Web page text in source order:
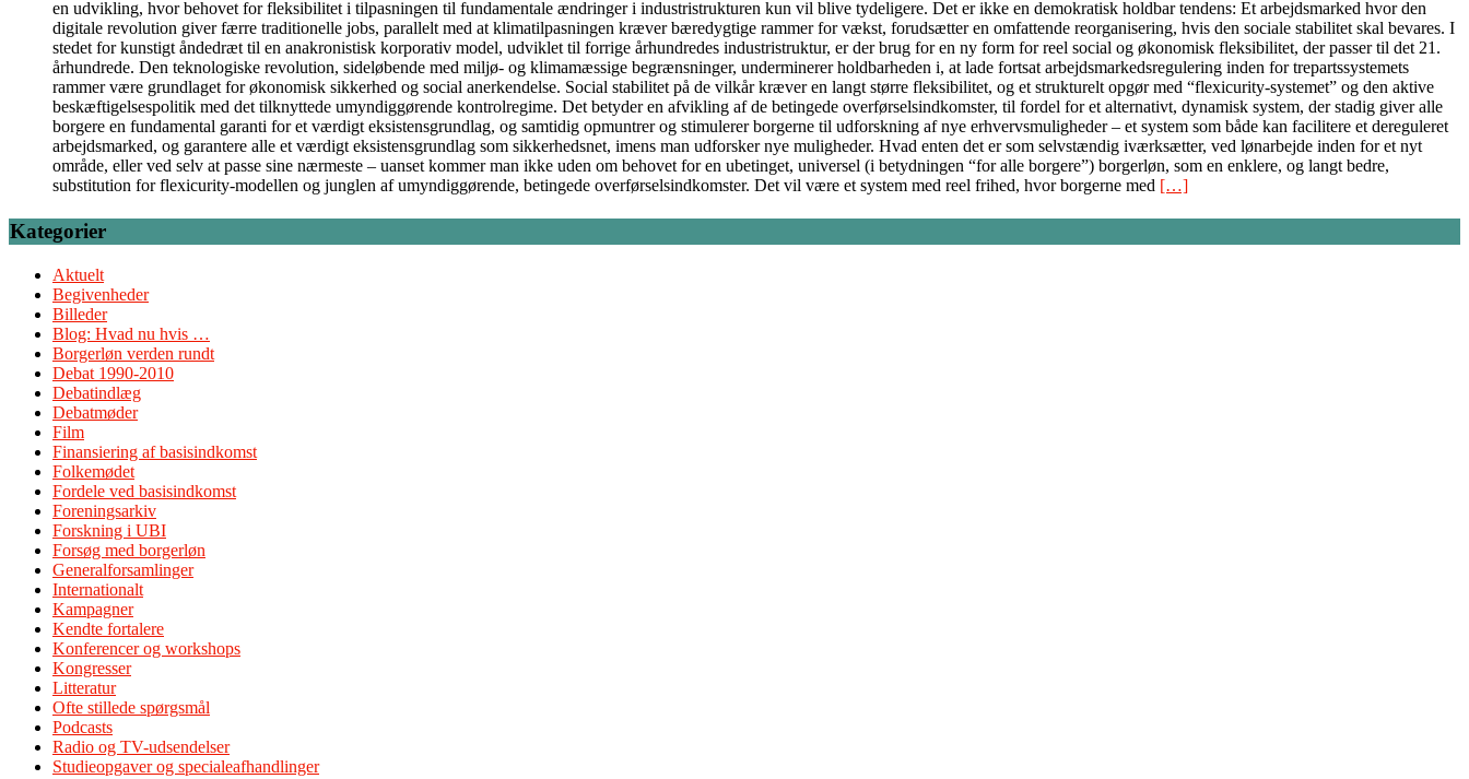
en udvikling, hvor behovet for fleksibilitet i tilpasningen til fundamentale ændringer i industristrukturen kun vil blive tydeligere. Det er ikke en demokratisk holdbar tendens: Et arbejdsmarked hvor den
digitale revolution giver færre traditionelle jobs, parallelt med at klimatilpasningen kræver bæredygtige rammer for vækst, forudsætter en omfattende reorganisering, hvis den sociale stabilitet skal bevares. I
stedet for kunstigt åndedræt til en anakronistisk korporativ model, udviklet til forrige århundredes industristruktur, er der brug for en ny form for reel social og økonomisk fleksibilitet, der passer til det 21.
århundrede. Den teknologiske revolution, sideløbende med miljø- og klimamæssige begrænsninger, underminerer holdbarheden i, at lade fortsat arbejdsmarkedsregulering inden for trepartssystemets
rammer være grundlaget for økonomisk sikkerhed og social anerkendelse. Social stabilitet på de vilkår kræver en langt større fleksibilitet, og et strukturelt opgør med “flexicurity-systemet” og den aktive
beskæftigelsespolitik med det tilknyttede umyndiggørende kontrolregime. Det betyder en afvikling af de betingede overførselsindkomster, til fordel for et alternativt, dynamisk system, der stadig giver alle
borgere en fundamental garanti for et værdigt eksistensgrundlag, og samtidig opmuntrer og stimulerer borgerne til udforskning af nye erhvervsmuligheder – et system som både kan facilitere et dereguleret
arbejdsmarked, og garantere alle et værdigt eksistensgrundlag som sikkerhedsnet, imens man udforsker nye muligheder. Hvad enten det er som selvstændig iværksætter, ved lønarbejde inden for et nyt
område, eller ved selv at passe sine nærmeste – uanset kommer man ikke uden om behovet for en ubetinget, universel (i betydningen “for alle borgere”) borgerløn, som en enklere, og langt bedre,
substitution for flexicurity-modellen og junglen af umyndiggørende, betingede overførselsindkomster. Det vil være et system med reel frihed, hvor borgerne med […]
Kategorier
Aktuelt
Begivenheder
Billeder
Blog: Hvad nu hvis …
Borgerløn verden rundt
Debat 1990-2010
Debatindlæg
Debatmøder
Film
Finansiering af basisindkomst
Folkemødet
Fordele ved basisindkomst
Foreningsarkiv
Forskning i UBI
Forsøg med borgerløn
Generalforsamlinger
Internationalt
Kampagner
Kendte fortalere
Konferencer og workshops
Kongresser
Litteratur
Ofte stillede spørgsmål
Podcasts
Radio og TV-udsendelser
Studieopgaver og specialeafhandlinger